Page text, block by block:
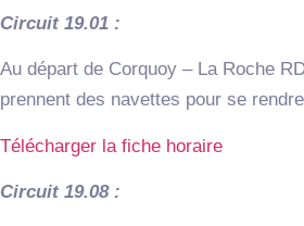
Circuit 19.01 :
Au départ de Corquoy – La Roche
prennent des navettes pour se
Télécharger la fiche horaire
Circuit 19.08 :